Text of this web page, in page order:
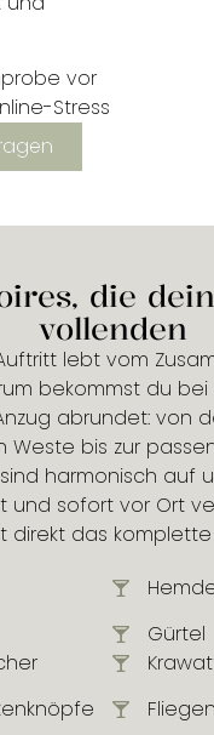
vor
Stress
die
vollenden
lebt vom
bekommst du bei
abrundet: von
bis zur
harmonisch auf
und sofort vor Ort
direkt das
Gürtel
Fliegen